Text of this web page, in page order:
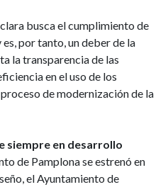
busca el cumplimiento de
por tanto, un deber de la
la transparencia de las
en el uso de los
de modernización de la
siempre en desarrollo
de Pamplona se estrenó en
el Ayuntamiento de